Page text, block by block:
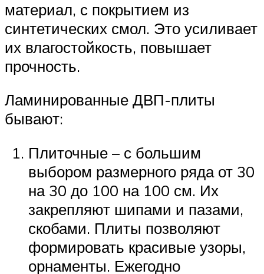
материал, с покрытием из
синтетических смол. Это усиливает
их влагостойкость, повышает
прочность.
Ламинированные ДВП-плиты
бывают:
Плиточные – с большим
выбором размерного ряда от 30
на 30 до 100 на 100 см. Их
закрепляют шипами и пазами,
скобами. Плиты позволяют
формировать красивые узоры,
орнаменты. Ежегодно